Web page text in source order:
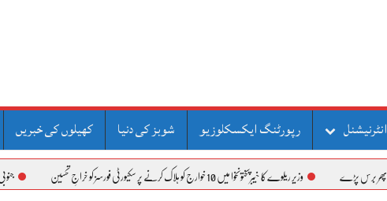
انٹرنیشنل رپورٹنگ ایکسکلوزیو شوبز کی دنیا کھیلوں کی خبریں
وزیر ریلوے کا خیبرپختونخوا میں 10 خوارج کو ہلاک کرنے پر سکیورٹی فورسز کو خراجِ تحسین جنوبی وزیرستان میں